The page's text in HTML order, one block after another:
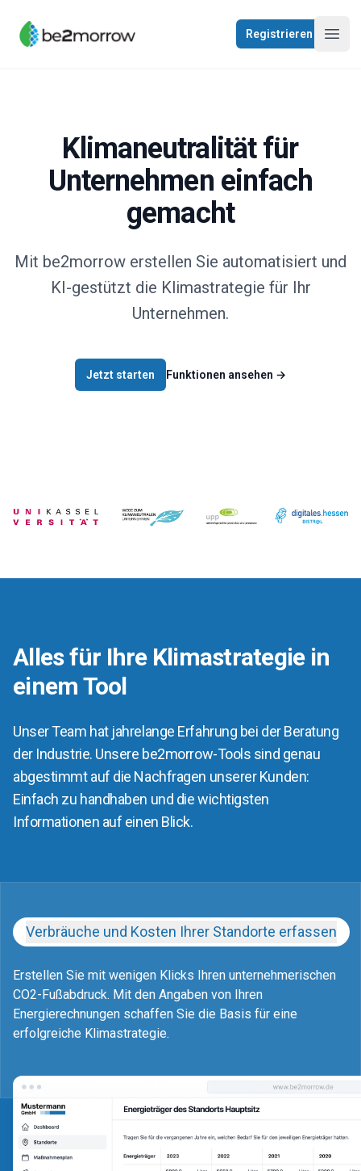
be2morrow Registrieren
Klimaneutralität für
Unternehmen einfach
gemacht
Mit be2morrow erstellen Sie automatisiert und
KI-gestützt die Klimastrategie für Ihr
Unternehmen.
Jetzt starten Funktionen ansehen →
Alles für Ihre Klimastrategie in
einem Tool
Unser Team hat jahrelange Erfahrung bei der Beratung
der Industrie. Unsere be2morrow-Tools sind genau
abgestimmt auf die Nachfragen unserer Kunden:
Einfach zu handhaben und die wichtigsten
Informationen auf einen Blick.
Verbräuche und Kosten Ihrer Standorte erfassen
Erstellen Sie mit wenigen Klicks Ihren unternehmerischen
CO2-Fußabdruck. Mit den Angaben von Ihren
Energierechnungen schaffen Sie die Basis für eine
erfolgreiche Klimastrategie.